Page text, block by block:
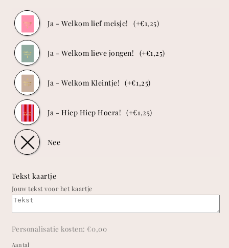
Ja - Welkom lief meisje! (+€1,25)
Ja - Welkom lieve jongen! (+€1,25)
Ja - Welkom Kleintje! (+€1,25)
Ja - Hiep Hiep Hoera! (+€1,25)
Nee
Tekst kaartje
Jouw tekst voor het kaartje
Personalisatie kosten: €0,00
Aantal